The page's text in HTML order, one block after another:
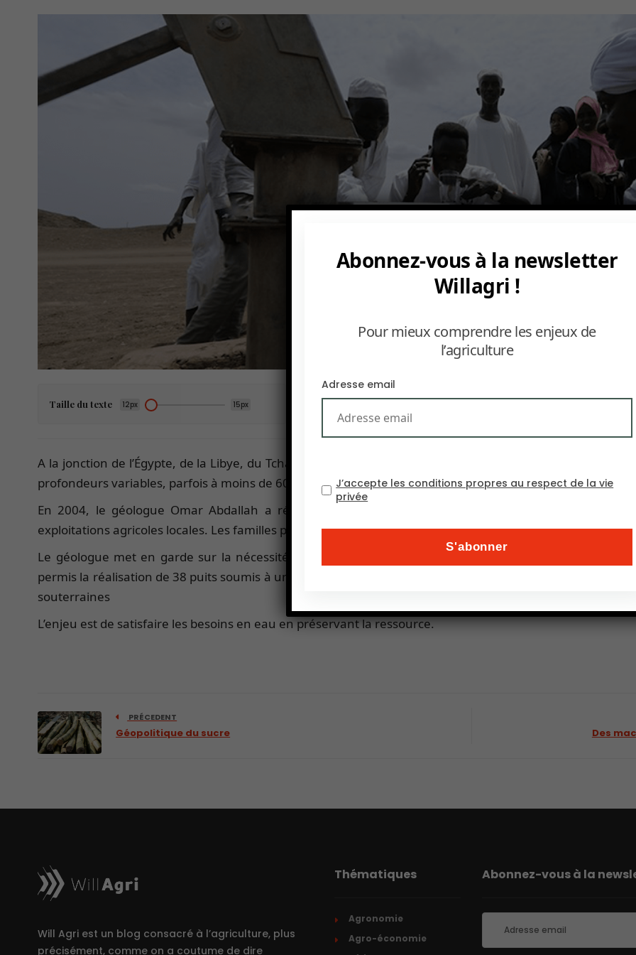
Taille du texte 12px 15px
A la jonction de l’Égypte, de la Libye, du Tchad et du Soudan, le désert cache dans son sous-sol une
profondeurs variables, parfois à moins de 60 mètres de la surface.
En 2004, le géologue Omar Abdallah a réalisé un forage dans l’une des zones peu profondes
exploitations agricoles locales. Les familles peuvent cultiver des fruits, des légumes, des fèves, du
Le géologue met en garde sur la nécessité de surveiller le rechargement des nappes dans
permis la réalisation de 38 puits soumis à un usage réglementé. Des équipements de surveillance
souterraines
L’enjeu est de satisfaire les besoins en eau en préservant la ressource.
PRÉCEDENT
Géopolitique du sucre Des
Will Agri est un blog consacré à l’agriculture, plus
précisément, comme on a coutume de dire
Thématiques
Agronomie
Agro-économie
Abonnez-vous à la
Abonnez-vous à la newsletter
Willagri !
Pour mieux comprendre les enjeux de
l’agriculture
Adresse email
J’accepte les conditions propres au respect de la vie
privée